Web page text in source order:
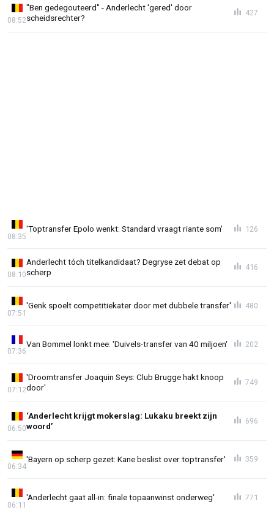
"Ben gedegouteerd" - Anderlecht 'gered' door
scheidsrechter?
08:52
427
'Toptransfer Epolo wenkt: Standard vraagt riante som'
08:35
126
Anderlecht tóch titelkandidaat? Degryse zet debat op
scherp
08:10
416
'Genk spoelt competitiekater door met dubbele transfer'
07:51
480
Van Bommel lonkt mee: 'Duivels-transfer van 40 miljoen'
07:36
202
'Droomtransfer Joaquin Seys: Club Brugge hakt knoop
door'
07:12
749
‘Anderlecht krijgt mokerslag: Lukaku breekt zijn
woord’
06:50
696
'Bayern op scherp gezet: Kane beslist over toptransfer'
06:34
359
'Anderlecht gaat all-in: finale topaanwinst onderweg'
06:11
771